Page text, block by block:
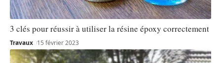
3 clés pour réussir à utiliser la résine époxy correctement
Travaux 15 février 2023